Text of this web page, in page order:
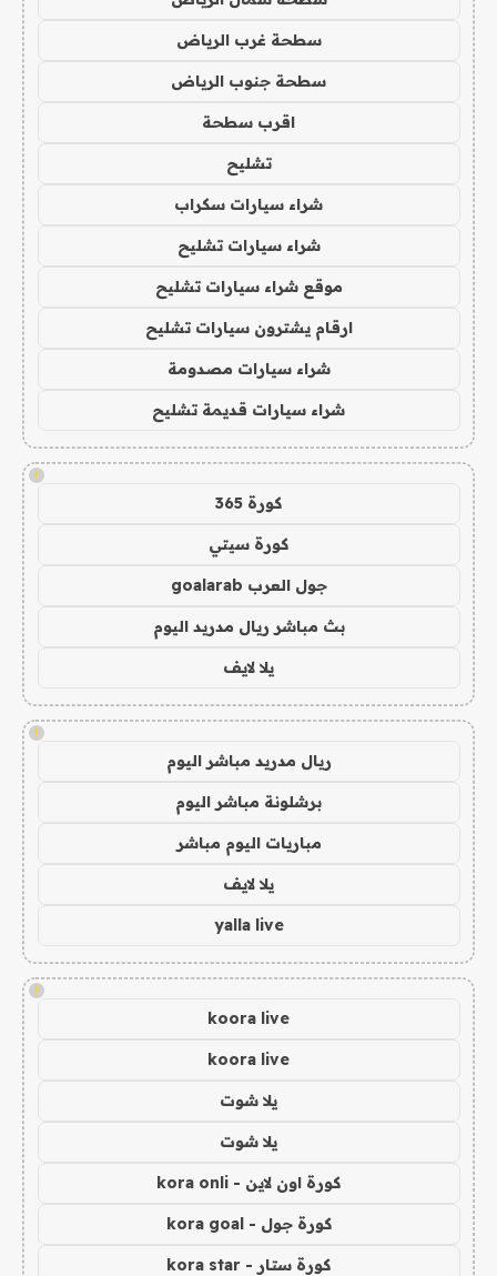
سطحة غرب الرياض
سطحة جنوب الرياض
اقرب سطحة
تشليح
شراء سيارات سكراب
شراء سيارات تشليح
موقع شراء سيارات تشليح
ارقام يشترون سيارات تشليح
شراء سيارات مصدومة
شراء سيارات قديمة تشليح
!
كورة 365
كورة سيتي
جول العرب goalarab
بث مباشر ريال مدريد اليوم
يلا لايف
!
ريال مدريد مباشر اليوم
برشلونة مباشر اليوم
مباريات اليوم مباشر
يلا لايف
yalla live
!
koora live
koora live
يلا شوت
يلا شوت
كورة اون لاين - kora onli
كورة جول - kora goal
كورة ستار - kora star